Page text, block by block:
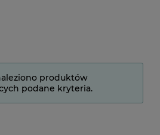
produktów
podane kryteria.